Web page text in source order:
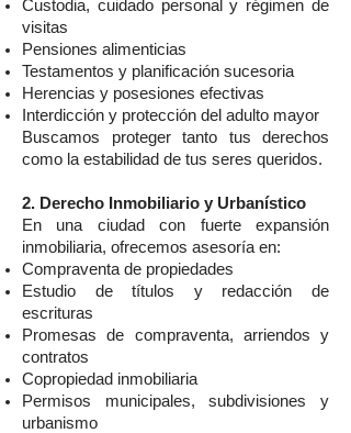
Custodia, cuidado personal y régimen de
visitas
Pensiones alimenticias
Testamentos y planificación sucesoria
Herencias y posesiones efectivas
Interdicción y protección del adulto mayor
Buscamos proteger tanto tus derechos
como la estabilidad de tus seres queridos.
2. Derecho Inmobiliario y Urbanístico
En una ciudad con fuerte expansión
inmobiliaria, ofrecemos asesoría en:
Compraventa de propiedades
Estudio de títulos y redacción de
escrituras
Promesas de compraventa, arriendos y
contratos
Copropiedad inmobiliaria
Permisos municipales, subdivisiones y
urbanismo